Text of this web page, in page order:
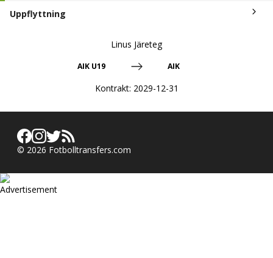
Uppflyttning
Linus Järeteg
AIK U19 AIK
Kontrakt: 2029-12-31
© 2026 Fotbolltransfers.com